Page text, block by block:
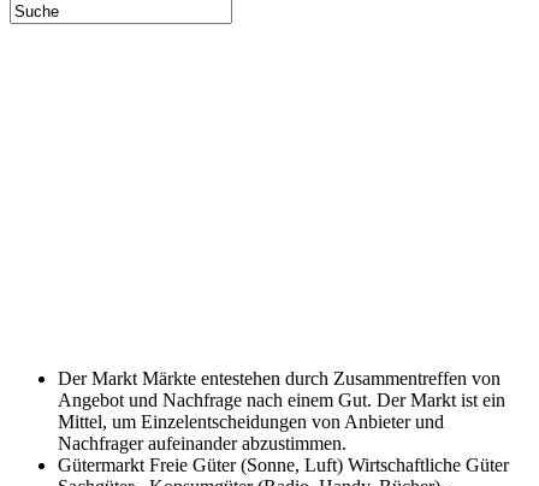
Der Markt Märkte entestehen durch Zusammentreffen von
Angebot und Nachfrage nach einem Gut. Der Markt ist ein
Mittel, um Einzelentscheidungen von Anbieter und
Nachfrager aufeinander abzustimmen.
Gütermarkt Freie Güter (Sonne, Luft) Wirtschaftliche Güter